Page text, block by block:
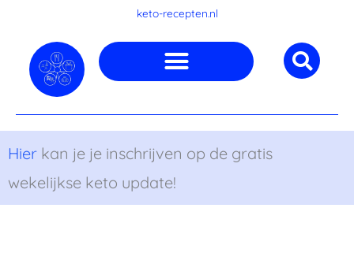
inhoud
keto-recepten.nl
Hier kan je je inschrijven op de gratis
wekelijkse keto update!